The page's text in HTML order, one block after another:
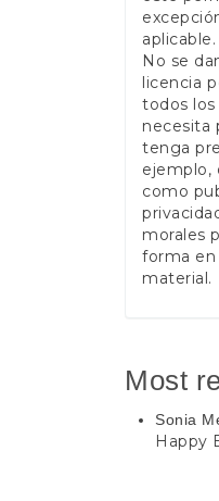
aplicable.
No se
licencia
todos
necesita
tenga
ejemplo,
como
morales
forma
material.
Most
Sonia
Happy